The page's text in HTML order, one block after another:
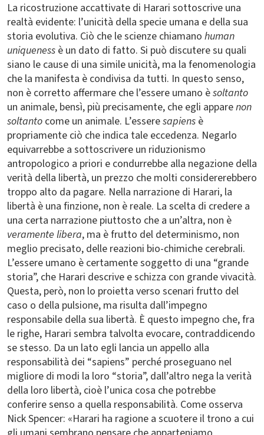
La ricostruzione accattivate di Harari sottoscrive una
realtà evidente: l’unicità della specie umana e della sua
storia evolutiva. Ciò che le scienze chiamano human
uniqueness è un dato di fatto. Si può discutere su quali
siano le cause di una simile unicità, ma la fenomenologia
che la manifesta è condivisa da tutti. In questo senso,
non è corretto affermare che l’essere umano èsoltanto
un animale, bensì, più precisamente, che egli apparenon
soltanto come un animale. L’esseresapiens è
propriamente ciò che indica tale eccedenza. Negarlo
equivarrebbe a sottoscrivere un riduzionismo
antropologico a priori e condurrebbe alla negazione della
verità della libertà, un prezzo che molti considererebbero
troppo alto da pagare. Nella narrazione di Harari, la
libertà è una finzione, non è reale. La scelta di credere a
una certa narrazione piuttosto che a un’altra, non è
veramente libera, ma è frutto del determinismo, non
meglio precisato, delle reazioni bio-chimiche cerebrali.
L’essere umano è certamente soggetto di una “grande
storia”, che Harari descrive e schizza con grande vivacità.
Questa, però, non lo proietta verso scenari frutto del
caso o della pulsione, ma risulta dall’impegno
responsabile della sua libertà. È questo impegno che, fra
le righe, Harari sembra talvolta evocare, contraddicendo
se stesso. Da un lato egli lancia un appello alla
responsabilità dei “sapiens” perché proseguano nel
migliore di modi la loro “storia”, dall’altro nega la verità
della loro libertà, cioè l’unica cosa che potrebbe
conferire senso a quella responsabilità. Come osserva
Nick Spencer: «Harari ha ragione a scuotere il trono a cui